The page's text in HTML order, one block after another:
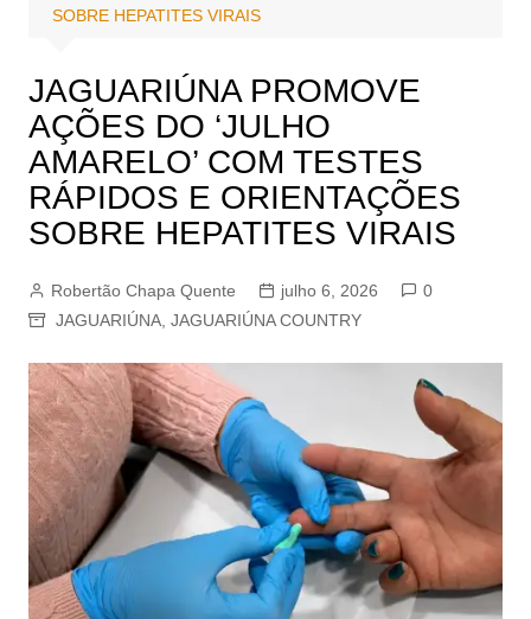
SOBRE HEPATITES VIRAIS
JAGUARIÚNA PROMOVE
AÇÕES DO ‘JULHO
AMARELO’ COM TESTES
RÁPIDOS E ORIENTAÇÕES
SOBRE HEPATITES VIRAIS
Robertão Chapa Quente julho 6, 2026
0
JAGUARIÚNA, JAGUARIÚNA COUNTRY